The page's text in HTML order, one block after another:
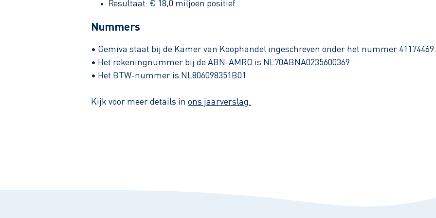
Resultaat: € 18,0 miljoen positief
Nummers
• Gemiva staat bij de Kamer van Koophandel ingeschreven onder het nummer 41174469.
• Het rekeningnummer bij de ABN-AMRO is NL70ABNA0235600369
• Het BTW-nummer is NL806098351B01
Kijk voor meer details in ons jaarverslag.